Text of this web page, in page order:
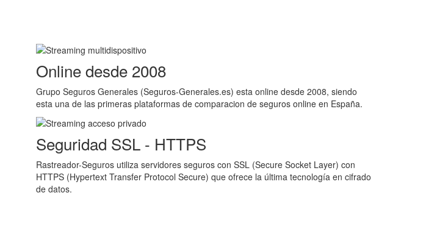
Online desde 2008
Grupo Seguros Generales (Seguros-Generales.es) esta online desde 2008, siendo
esta una de las primeras plataformas de comparacion de seguros online en España.
Seguridad SSL - HTTPS
Rastreador-Seguros utiliza servidores seguros con SSL (Secure Socket Layer) con
HTTPS (Hypertext Transfer Protocol Secure) que ofrece la última tecnología en cifrado
de datos.